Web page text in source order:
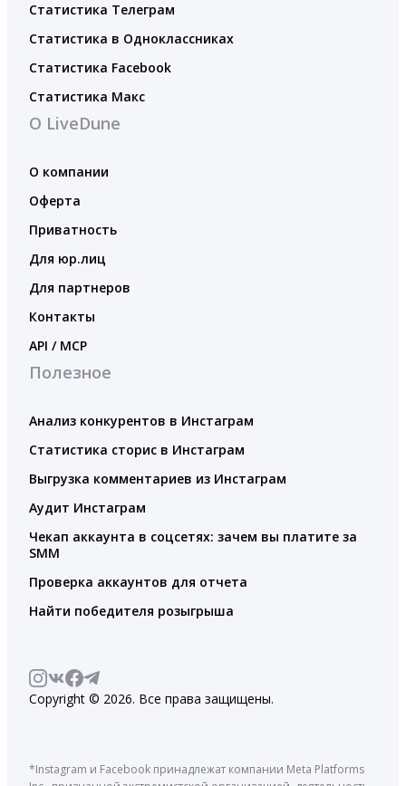
Статистика Телеграм
Статистика в Одноклассниках
Статистика Facebook
Статистика Макс
О LiveDune
О компании
Оферта
Приватность
Для юр.лиц
Для партнеров
Контакты
API / MCP
Полезное
Анализ конкурентов в Инстаграм
Статистика сторис в Инстаграм
Выгрузка комментариев из Инстаграм
Аудит Инстаграм
Чекап аккаунта в соцсетях: зачем вы платите за
SMM
Проверка аккаунтов для отчета
Найти победителя розыгрыша
Copyright © 2026. Все права защищены.
*Instagram и Facebook принадлежат компании Meta Platforms